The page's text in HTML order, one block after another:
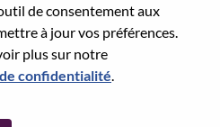
de consentement aux
à jour vos préférences.
plus sur notre
confidentialité.